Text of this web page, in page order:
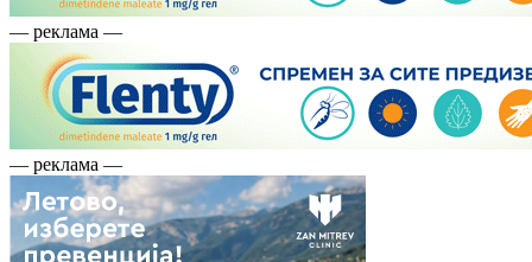
— реклама —
— реклама —